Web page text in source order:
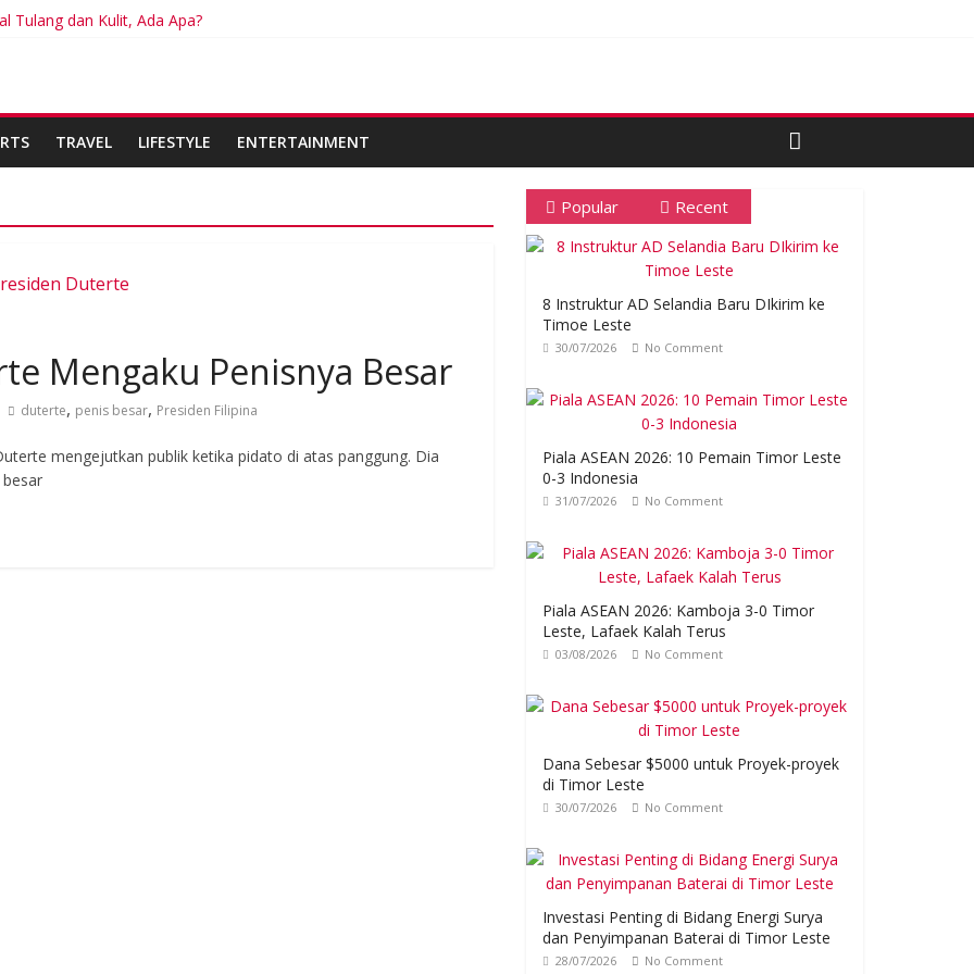
Tulang dan Kulit, Ada Apa?
Sidoarjo Lakukan Praktek Persengkokolan Jahat dalam Proses Tender
TRAVEL LIFESTYLE ENTERTAINMENT
Duterte
Mengaku Penisnya Besar
duterte, penis besar, Presiden Filipina
mengejutkan publik ketika pidato di atas panggung. Dia
Popular Recent
8 Instruktur AD Selandia Baru DIkirim ke
Timoe Leste
30/07/2026 No Comment
Piala ASEAN 2026: 10 Pemain Timor Leste
0-3 Indonesia
31/07/2026 No Comment
Piala ASEAN 2026: Kamboja 3-0 Timor
Leste, Lafaek Kalah Terus
03/08/2026 No Comment
Dana Sebesar $5000 untuk Proyek-proyek
di Timor Leste
30/07/2026 No Comment
Investasi Penting di Bidang Energi Surya
dan Penyimpanan Baterai di Timor Leste
28/07/2026 No Comment